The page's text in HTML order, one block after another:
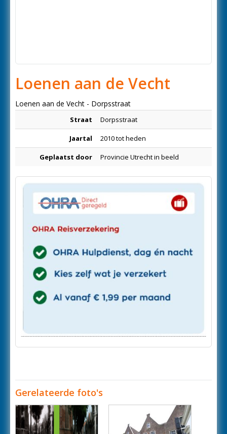
Loenen aan de Vecht
Loenen aan de Vecht - Dorpsstraat
Straat Dorpsstraat
Jaartal 2010 tot heden
Geplaatst door Provincie Utrecht in beeld
Gerelateerde foto's